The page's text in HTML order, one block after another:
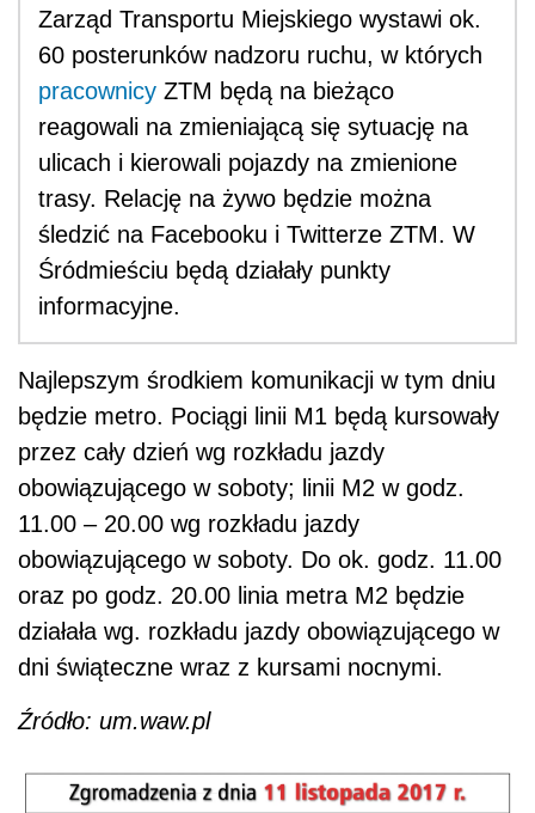
Zarząd Transportu Miejskiego wystawi ok.
60 posterunków nadzoru ruchu, w których
pracownicy ZTM będą na bieżąco
reagowali na zmieniającą się sytuację na
ulicach i kierowali pojazdy na zmienione
trasy. Relację na żywo będzie można
śledzić na Facebooku i Twitterze ZTM. W
Śródmieściu będą działały punkty
informacyjne.
Najlepszym środkiem komunikacji w tym dniu
będzie metro. Pociągi linii M1 będą kursowały
przez cały dzień wg rozkładu jazdy
obowiązującego w soboty; linii M2 w godz.
11.00 – 20.00 wg rozkładu jazdy
obowiązującego w soboty. Do ok. godz. 11.00
oraz po godz. 20.00 linia metra M2 będzie
działała wg. rozkładu jazdy obowiązującego w
dni świąteczne wraz z kursami nocnymi.
Źródło: um.waw.pl